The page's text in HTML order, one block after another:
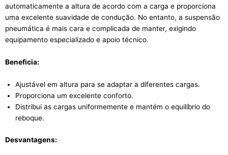
automaticamente a altura de acordo com a carga e proporciona
uma excelente suavidade de condução. No entanto, a suspensão
pneumática é mais cara e complicada de manter, exigindo
equipamento especializado e apoio técnico.
Beneficia:
Ajustável em altura para se adaptar a diferentes cargas.
Proporciona um excelente conforto.
Distribui as cargas uniformemente e mantém o equilíbrio do
reboque.
Desvantagens: